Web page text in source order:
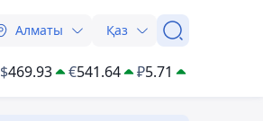
Алматы Қаз
$469.93 €541.64 ₽5.71